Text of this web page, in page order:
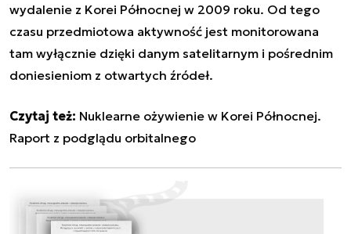
wydalenie z Korei Północnej w 2009 roku. Od tego
czasu przedmiotowa aktywność jest monitorowana
tam wyłącznie dzięki danym satelitarnym i pośrednim
doniesieniom z otwartych źródeł.
Czytaj też: Nuklearne ożywienie w Korei Północnej.
Raport z podglądu orbitalnego